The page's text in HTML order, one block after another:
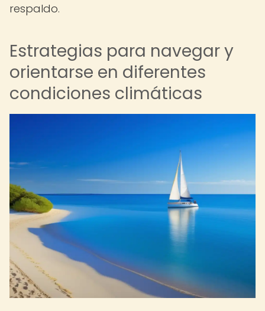
respaldo.
Estrategias para navegar y
orientarse en diferentes
condiciones climáticas